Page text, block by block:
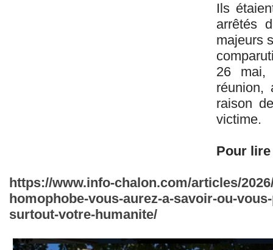
Ils
arrêtés
majeurs
26 mai,
réunion,
raison
victime.
Pour
https://www.info-chalon.com/articles/
homophobe-vous-aurez-a-savoir-ou-
surtout-votre-humanite/